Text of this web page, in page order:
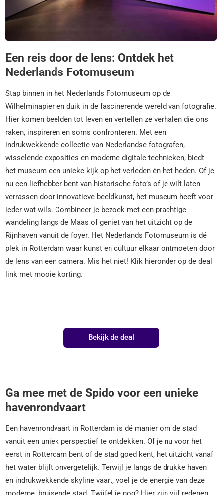
Een reis door de lens: Ontdek het
Nederlands Fotomuseum
Stap binnen in het Nederlands Fotomuseum op de
Wilhelminapier en duik in de fascinerende wereld van fotografie.
Hier komen beelden tot leven en vertellen ze verhalen die ons
raken, inspireren en soms confronteren. Met een
indrukwekkende collectie van Nederlandse fotografen,
wisselende exposities en moderne digitale technieken, biedt
het museum een unieke kijk op het verleden én het heden. Of je
nu een liefhebber bent van historische foto’s of je wilt laten
verrassen door innovatieve beeldkunst, het museum heeft voor
ieder wat wils. Combineer je bezoek met een prachtige
wandeling langs de Maas of geniet van het uitzicht op de
Rijnhaven vanuit de foyer. Het Nederlands Fotomuseum is dé
plek in Rotterdam waar kunst en cultuur elkaar ontmoeten door
de lens van een camera. Mis het niet! Klik hieronder op de deal
link met mooie korting.
Bekijk de deal
Ga mee met de Spido voor een unieke
havenrondvaart
Een havenrondvaart in Rotterdam is dé manier om de stad
vanuit een uniek perspectief te ontdekken. Of je nu voor het
eerst in Rotterdam bent of de stad goed kent, het uitzicht vanaf
het water blijft onvergetelijk. Terwijl je langs de drukke haven
en indrukwekkende skyline vaart, voel je de energie van deze
moderne, bruisende stad. Twijfel je nog? Hier zijn vijf redenen